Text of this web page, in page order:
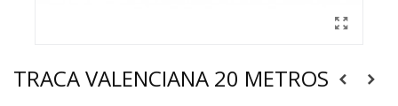
TRACA VALENCIANA 20 METROS